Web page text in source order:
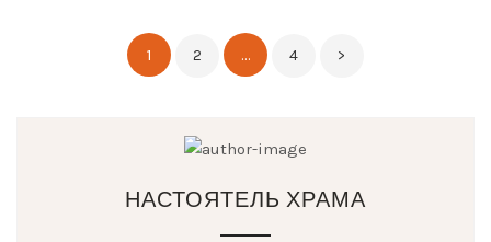
Пагинация
записей
1 2 … 4 >
НАСТОЯТЕЛЬ ХРАМА